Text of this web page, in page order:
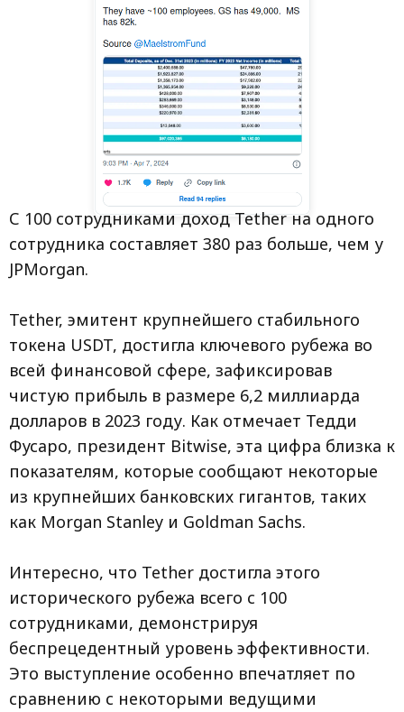
С 100 сотрудниками доход Tether на одного
сотрудника составляет 380 раз больше, чем у
JPMorgan.
Tether, эмитент крупнейшего стабильного
токена USDT, достигла ключевого рубежа во
всей финансовой сфере, зафиксировав
чистую прибыль в размере 6,2 миллиарда
долларов в 2023 году. Как отмечает Тедди
Фусаро, президент Bitwise, эта цифра близка к
показателям, которые сообщают некоторые
из крупнейших банковских гигантов, таких
как Morgan Stanley и Goldman Sachs.
Интересно, что Tether достигла этого
исторического рубежа всего с 100
сотрудниками, демонстрируя
беспрецедентный уровень эффективности.
Это выступление особенно впечатляет по
сравнению с некоторыми ведущими